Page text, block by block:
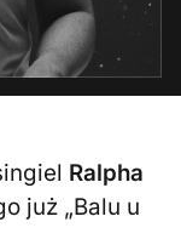
Ralpha
już „Balu u